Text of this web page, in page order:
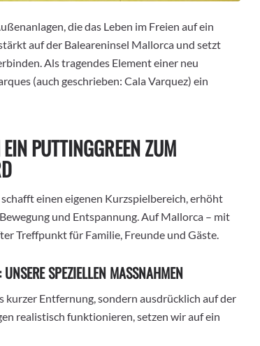
die das Leben im Freien auf ein
auf der Baleareninsel Mallorca und setzt
Als tragendes Element einer neu
(auch geschrieben: Cala Varquez) ein
PUTTINGGREEN ZUM
einen eigenen Kurzspielbereich, erhöht
und Entspannung. Auf Mallorca – mit
Treffpunkt für Familie, Freunde und Gäste.
SPEZIELLEN MASSNAHMEN
kurzer Entfernung, sondern ausdrücklich auf der
realistisch funktionieren, setzen wir auf ein